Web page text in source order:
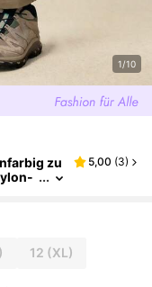
1/10
zu
5,00 (3)
12 (XL)